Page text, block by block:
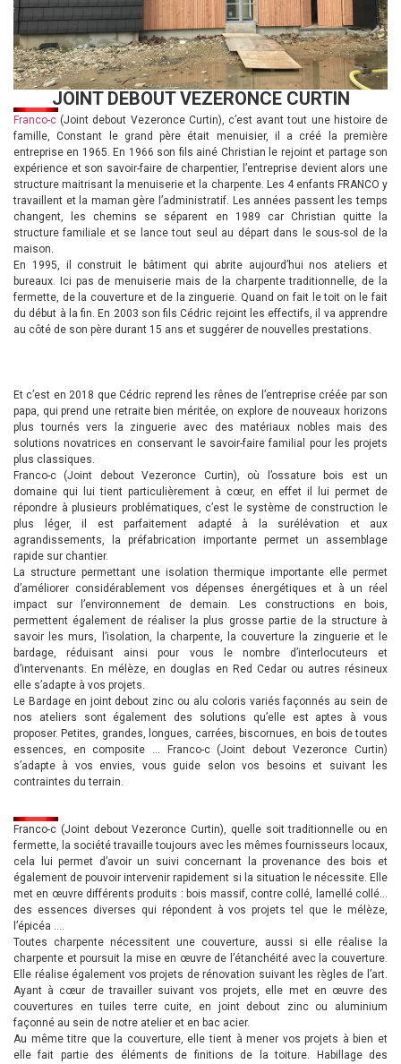
JOINT DEBOUT VEZERONCE CURTIN
Franco-c (Joint debout Vezeronce Curtin), c’est avant tout une histoire de
famille, Constant le grand père était menuisier, il a créé la première
entreprise en 1965. En 1966 son fils ainé Christian le rejoint et partage son
expérience et son savoir-faire de charpentier, l’entreprise devient alors une
structure maitrisant la menuiserie et la charpente. Les 4 enfants FRANCO y
travaillent et la maman gère l’administratif. Les années passent les temps
changent, les chemins se séparent en 1989 car Christian quitte la
structure familiale et se lance tout seul au départ dans le sous-sol de la
maison.
En 1995, il construit le bâtiment qui abrite aujourd’hui nos ateliers et
bureaux. Ici pas de menuiserie mais de la charpente traditionnelle, de la
fermette, de la couverture et de la zinguerie. Quand on fait le toit on le fait
du début à la fin. En 2003 son fils Cédric rejoint les effectifs, il va apprendre
au côté de son père durant 15 ans et suggérer de nouvelles prestations.
Et c’est en 2018 que Cédric reprend les rênes de l’entreprise créée par son
papa, qui prend une retraite bien méritée, on explore de nouveaux horizons
plus tournés vers la zinguerie avec des matériaux nobles mais des
solutions novatrices en conservant le savoir-faire familial pour les projets
plus classiques.
Franco-c (Joint debout Vezeronce Curtin), où l’ossature bois est un
domaine qui lui tient particulièrement à cœur, en effet il lui permet de
répondre à plusieurs problématiques, c’est le système de construction le
plus léger, il est parfaitement adapté à la surélévation et aux
agrandissements, la préfabrication importante permet un assemblage
rapide sur chantier.
La structure permettant une isolation thermique importante elle permet
d’améliorer considérablement vos dépenses énergétiques et à un réel
impact sur l’environnement de demain. Les constructions en bois,
permettent également de réaliser la plus grosse partie de la structure à
savoir les murs, l’isolation, la charpente, la couverture la zinguerie et le
bardage, réduisant ainsi pour vous le nombre d’interlocuteurs et
d’intervenants. En mélèze, en douglas en Red Cedar ou autres résineux
elle s’adapte à vos projets.
Le Bardage en joint debout zinc ou alu coloris variés façonnés au sein de
nos ateliers sont également des solutions qu’elle est aptes à vous
proposer. Petites, grandes, longues, carrées, biscornues, en bois de toutes
essences, en composite … Franco-c (Joint debout Vezeronce Curtin)
s’adapte à vos envies, vous guide selon vos besoins et suivant les
contraintes du terrain.
Franco-c (Joint debout Vezeronce Curtin), quelle soit traditionnelle ou en
fermette, la société travaille toujours avec les mêmes fournisseurs locaux,
cela lui permet d’avoir un suivi concernant la provenance des bois et
également de pouvoir intervenir rapidement si la situation le nécessite. Elle
met en œuvre différents produits : bois massif, contre collé, lamellé collé…
des essences diverses qui répondent à vos projets tel que le mélèze,
l’épicéa ….
Toutes charpente nécessitent une couverture, aussi si elle réalise la
charpente et poursuit la mise en œuvre de l’étanchéité avec la couverture.
Elle réalise également vos projets de rénovation suivant les règles de l’art.
Ayant à cœur de travailler suivant vos projets, elle met en œuvre des
couvertures en tuiles terre cuite, en joint debout zinc ou aluminium
façonné au sein de notre atelier et en bac acier.
Au même titre que la couverture, elle tient à mener vos projets à bien et
elle fait partie des éléments de finitions de la toiture. Habillage des